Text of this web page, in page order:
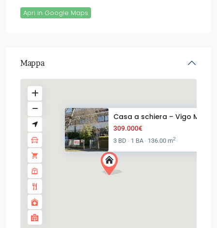
Apri in Google Maps
Mappa
Casa a schiera – Vigo
309.000€
3 BD · 1 BA · 136.00 m2